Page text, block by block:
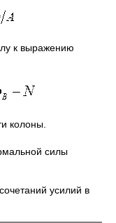
к выражению
колоны.
силы
усилий в